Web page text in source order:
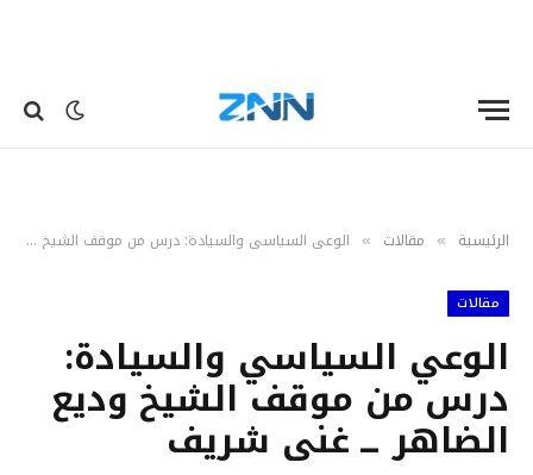
الرئيسية » مقالات » الوعي السياسي والسيادة: درس من موقف الشيخ وديع الضاهر ــ غنى شريف
مقالات
الوعي السياسي والسيادة:
درس من موقف الشيخ وديع
الضاهر ــ غنى شريف